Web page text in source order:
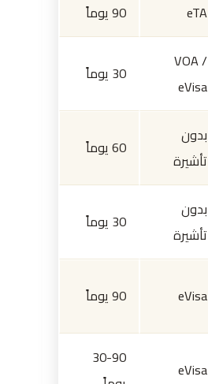
eTA 90 يوماً
VOA /
eVisa
30 يوماً
بدون
تأشيرة
60 يوماً
بدون
تأشيرة
30 يوماً
eVisa 90 يوماً
eVisa
30-90